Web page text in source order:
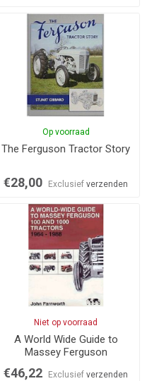
Op voorraad
The Ferguson Tractor Story
€28,00 Exclusiefverzenden
Niet op voorraad
A World Wide Guide to
Massey Ferguson
€46,22 Exclusiefverzenden